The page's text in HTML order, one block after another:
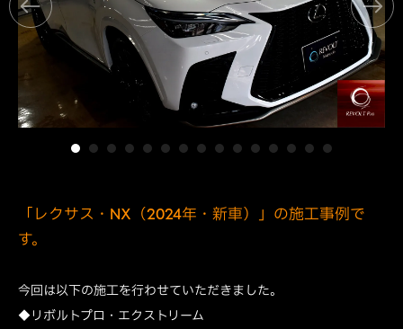
「レクサス・NX（2024年・新車）」の施工事例で
す。
今回は以下の施工を行わせていただきました。
◆リボルトプロ・エクストリーム